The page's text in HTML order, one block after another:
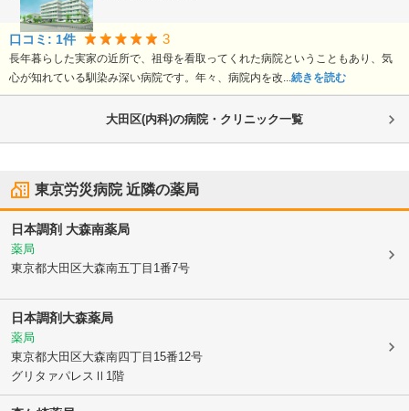
口コミ: 1件 3
長年暮らした実家の近所で、祖母を看取ってくれた病院ということもあり、気
心が知れている馴染み深い病院です。年々、病院内を改...続きを読む
大田区(内科)の病院・クリニック一覧
東京労災病院近隣の薬局
日本調剤 大森南薬局
薬局
東京都大田区大森南五丁目1番7号
日本調剤大森薬局
薬局
東京都大田区大森南四丁目15番12号
グリタァパレスⅡ1階